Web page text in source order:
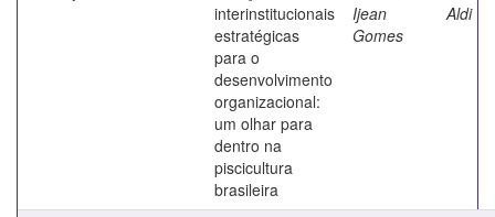
interinstitucionais
estratégicas
para o
desenvolvimento
organizacional:
um olhar para
dentro na
piscicultura
brasileira
Ijean
Gomes
Aldi